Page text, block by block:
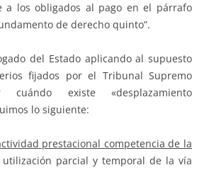
a los obligados al pago en el párrafo
de derecho quinto”.
del Estado aplicando al supuesto
fijados por el Tribunal Supremo
cuándo existe «desplazamiento
lo siguiente:
prestacional competencia de la
utilización parcial y temporal de la vía